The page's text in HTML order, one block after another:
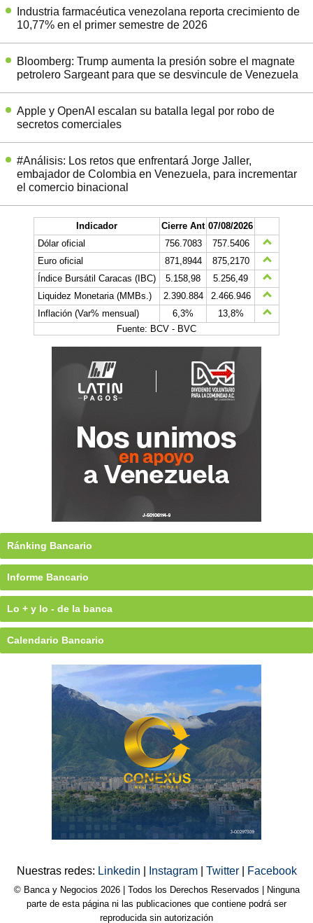
Industria farmacéutica venezolana reporta crecimiento de
10,77% en el primer semestre de 2026
Bloomberg: Trump aumenta la presión sobre el magnate
petrolero Sargeant para que se desvincule de Venezuela
Apple y OpenAI escalan su batalla legal por robo de
secretos comerciales
#Análisis: Los retos que enfrentará Jorge Jaller,
embajador de Colombia en Venezuela, para incrementar
el comercio binacional
Indicador Cierre Ant 07/08/2026
Dólar oficial
756.7083
757.5406
Euro oficial
871,8944
875,2170
Índice Bursátil Caracas (IBC)
5.158,98
5.256,49
Liquidez Monetaria (MMBs.)
2.390.884
2.466.946
Inflación (Var% mensual)
6,3%
13,8%
Fuente: BCV - BVC
Ránking Bancario
Informe Bancario
Lo + y lo - de la banca
Calendario Bancario
Nuestras redes: Linkedin Instagram Twitter Facebook
© Banca y Negocios 2026 | Todos los Derechos Reservados | Ninguna
parte de esta página ni las publicaciones que contiene podrá ser
reproducida sin autorización